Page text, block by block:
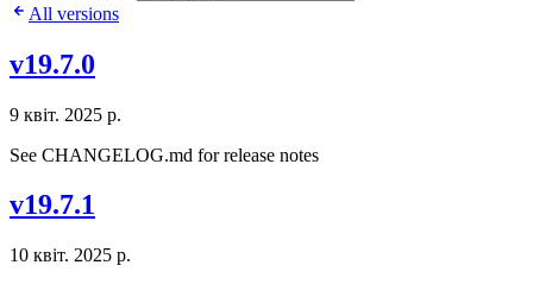
All versions
v19.7.0
9 квіт. 2025 р.
See CHANGELOG.md for release notes
v19.7.1
10 квіт. 2025 р.